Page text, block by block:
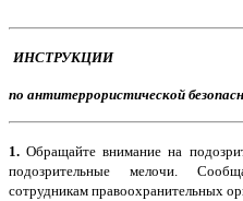
ИНСТРУКЦИИ
по антитеррористической
1. Обращайте внимание на
подозрительные мелочи.
сотрудникам правоохранительных